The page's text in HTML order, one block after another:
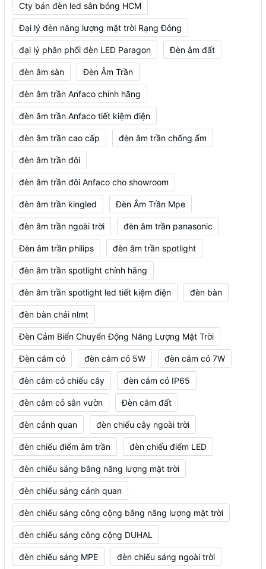
Cty bán đèn led sân bóng HCM
Đại lý đèn năng lượng mặt trời Rạng Đông
đại lý phân phối đèn LED Paragon Đèn âm đất
đèn âm sàn Đèn Âm Trần
đèn âm trần Anfaco chính hãng
đèn âm trần Anfaco tiết kiệm điện
đèn âm trần cao cấp đèn âm trần chống ẩm
đèn âm trần đôi
đèn âm trần đôi Anfaco cho showroom
đèn âm trần kingled Đèn Âm Trần Mpe
đèn âm trần ngoài trời đèn âm trần panasonic
Đèn âm trần philips đèn âm trần spotlight
đèn âm trần spotlight chính hãng
đèn âm trần spotlight led tiết kiệm điện đèn bàn
đèn bàn chải nlmt
Đèn Cảm Biến Chuyển Động Năng Lượng Mặt Trời
Đèn cắm cỏ đèn cắm cỏ 5W đèn cắm cỏ 7W
đèn cắm cỏ chiếu cây đèn cắm cỏ IP65
đèn cắm cỏ sân vườn Đèn cắm đất
đèn cảnh quan đèn chiếu cây ngoài trời
đèn chiếu điểm âm trần đèn chiếu điểm LED
đèn chiếu sáng bằng năng lượng mặt trời
đèn chiếu sáng cảnh quan
đèn chiếu sáng công cộng bằng năng lượng mặt trời
đèn chiếu sáng công cộng DUHAL
đèn chiếu sáng MPE đèn chiếu sáng ngoài trời